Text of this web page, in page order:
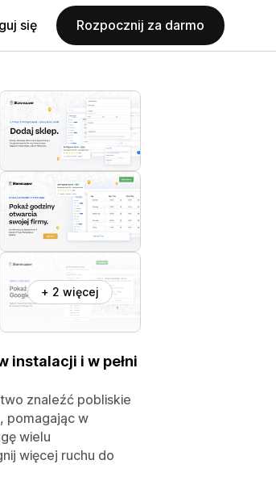
się Rozpocznij za darmo
+ 2 więcej
instalacji i w pełni
znaleźć pobliskie
pomagając w
wielu
więcej ruchu do